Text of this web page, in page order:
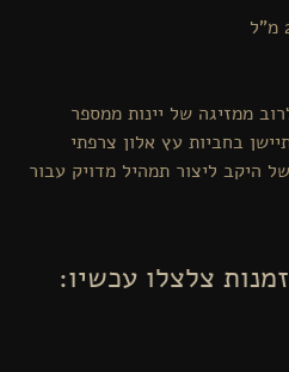
ממזיגה של יינות ממספר
בחביות עץ אלון צרפתי
היקב ליצור תמהיל מדויק עבור
צלצלו עכשיו: